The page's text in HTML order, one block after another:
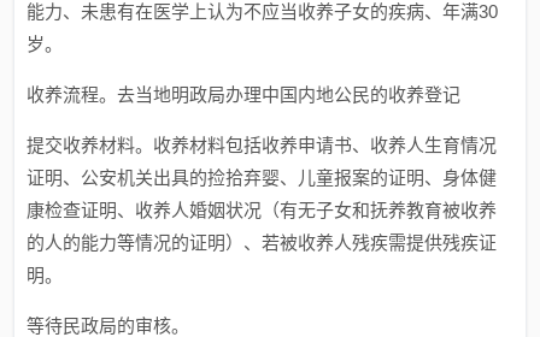
能力、未患有在医学上认为不应当收养子女的疾病、年满30
岁。
收养流程。去当地明政局办理中国内地公民的收养登记
提交收养材料。收养材料包括收养申请书、收养人生育情况
证明、公安机关出具的捡拾弃婴、儿童报案的证明、身体健
康检查证明、收养人婚姻状况（有无子女和抚养教育被收养
的人的能力等情况的证明）、若被收养人残疾需提供残疾证
明。
等待民政局的审核。